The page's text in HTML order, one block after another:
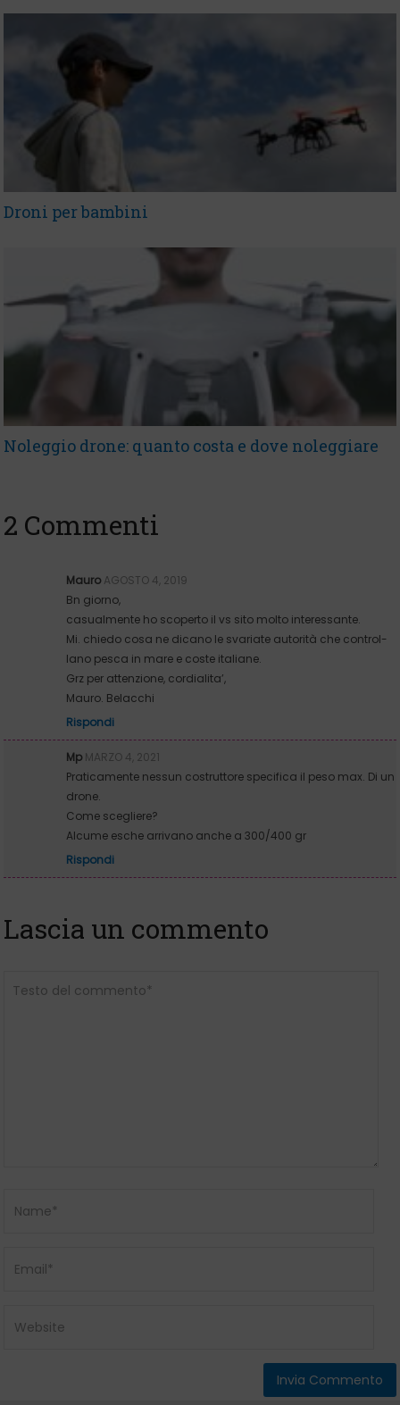
Droni per bambini
Noleggio drone: quanto costa e dove noleggiare
2 Commenti
Mauro AGOSTO 4, 2019
Bn giorno,
casualmente ho scoperto il vs sito molto interessante.
Mi. chiedo cosa ne dicano le svariate autorità che control-
lano pesca in mare e coste italiane.
Grz per attenzione, cordialita’,
Mauro. Belacchi
Rispondi
Mp MARZO 4, 2021
Praticamente nessun costruttore specifica il peso max. Di un
drone.
Come scegliere?
Alcume esche arrivano anche a 300/400 gr
Rispondi
Lascia un commento